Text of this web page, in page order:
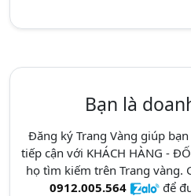
Bạn là
Đăng ký Trang Vàng giúp
tiếp cận với KHÁCH HÀNG -
họ tìm kiếm trên Trang vàng.
0912.005.564
để